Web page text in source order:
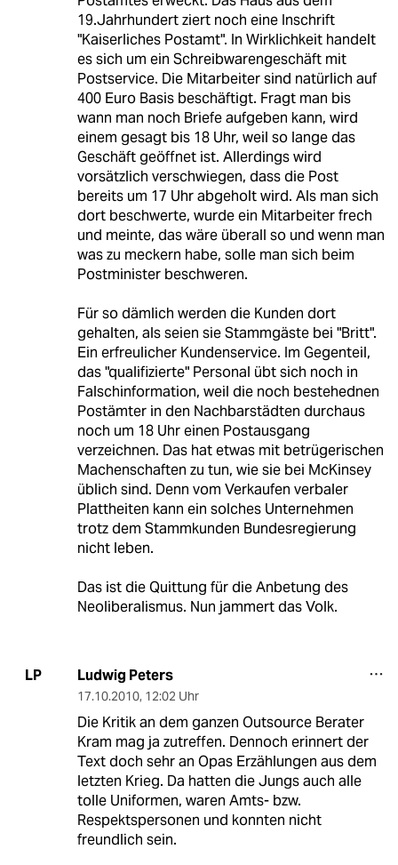
19.Jahrhundert ziert noch eine Inschrift
"Kaiserliches Postamt". In Wirklichkeit handelt
es sich um ein Schreibwarengeschäft mit
Postservice. Die Mitarbeiter sind natürlich auf
400 Euro Basis beschäftigt. Fragt man bis
wann man noch Briefe aufgeben kann, wird
einem gesagt bis 18 Uhr, weil so lange das
Geschäft geöffnet ist. Allerdings wird
vorsätzlich verschwiegen, dass die Post
bereits um 17 Uhr abgeholt wird. Als man sich
dort beschwerte, wurde ein Mitarbeiter frech
und meinte, das wäre überall so und wenn man
was zu meckern habe, solle man sich beim
Postminister beschweren.
Für so dämlich werden die Kunden dort
gehalten, als seien sie Stammgäste bei "Britt".
Ein erfreulicher Kundenservice. Im Gegenteil,
das "qualifizierte" Personal übt sich noch in
Falschinformation, weil die noch bestehednen
Postämter in den Nachbarstädten durchaus
noch um 18 Uhr einen Postausgang
verzeichnen. Das hat etwas mit betrügerischen
Machenschaften zu tun, wie sie bei McKinsey
üblich sind. Denn vom Verkaufen verbaler
Plattheiten kann ein solches Unternehmen
trotz dem Stammkunden Bundesregierung
nicht leben.
Das ist die Quittung für die Anbetung des
Neoliberalismus. Nun jammert das Volk.
LP Ludwig Peters
17.10.2010, 12:02 Uhr
Die Kritik an dem ganzen Outsource Berater
Kram mag ja zutreffen. Dennoch erinnert der
Text doch sehr an Opas Erzählungen aus dem
letzten Krieg. Da hatten die Jungs auch alle
tolle Uniformen, waren Amts- bzw.
Respektspersonen und konnten nicht
freundlich sein.